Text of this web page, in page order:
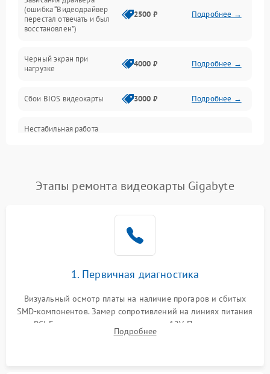
Интерфейсные и коммуникационные проблемы
Электропитание
ПО
Электронные компоненты
Общие поломки
Механические повреждения
(ошибка “Видеодрайвер
перестал отвечать и был
восстановлен”)
2500 ₽ Подробнее →
Черный экран при
нагрузке
4000 ₽ Подробнее →
Сбои BIOS видеокарты 3000 ₽ Подробнее →
Нестабильная работа
Этапы ремонта видеокарты Gigabyte
1. Первичная диагностика
Визуальный осмотр платы на наличие прогаров и сбитых
SMD-компонентов. Замер сопротивлений на линиях питания
PCI-E и дополнительных разъемах 12V. Проверка на
короткое замыкание основных дросселей питания GPU и
Подробнее